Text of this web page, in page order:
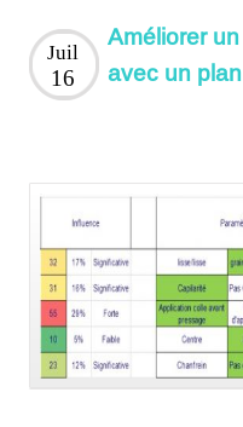
Améliorer
avec un
Juil
16